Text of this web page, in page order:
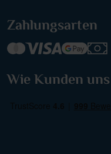
Zahlungsarten
Wie Kunden